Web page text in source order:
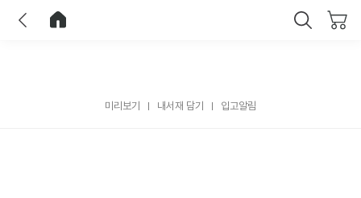
미리보기 내서재 담기 입고알림